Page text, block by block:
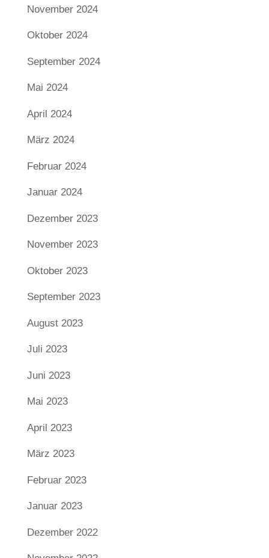
November 2024
Oktober 2024
September 2024
Mai 2024
April 2024
März 2024
Februar 2024
Januar 2024
Dezember 2023
November 2023
Oktober 2023
September 2023
August 2023
Juli 2023
Juni 2023
Mai 2023
April 2023
März 2023
Februar 2023
Januar 2023
Dezember 2022